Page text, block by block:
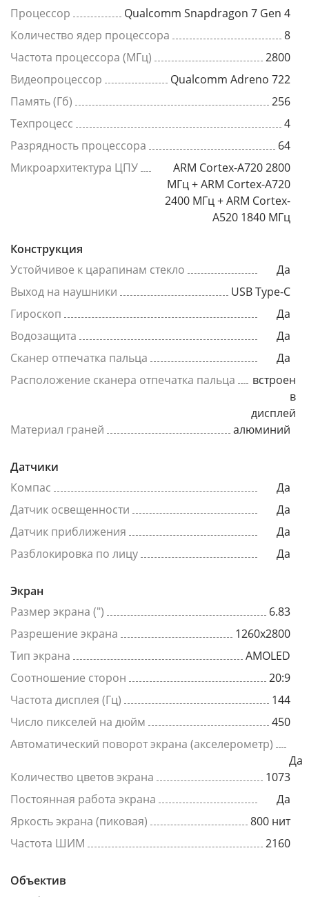
Процессор
Qualcomm Snapdragon 7 Gen 4
Количество ядер процессора
8
Частота процессора (МГц)
2800
Видеопроцессор
Qualcomm Adreno 722
Память (Гб)
256
Техпроцесс
4
Разрядность процессора
64
Микроархитектура ЦПУ
ARM Cortex-A720 2800
МГц + ARM Cortex-A720
2400 МГц + ARM Cortex-
A520 1840 МГц
Конструкция
Устойчивое к царапинам стекло
Да
Выход на наушники
USB Type-C
Гироскоп
Да
Водозащита
Да
Сканер отпечатка пальца
Да
Расположение сканера отпечатка пальца
встроен
в
дисплей
Материал граней
алюминий
Датчики
Компас
Да
Датчик освещенности
Да
Датчик приближения
Да
Разблокировка по лицу
Да
Экран
Размер экрана (")
6.83
Разрешение экрана
1260x2800
Тип экрана
AMOLED
Соотношение сторон
20:9
Частота дисплея (Гц)
144
Число пикселей на дюйм
450
Автоматический поворот экрана (акселерометр)
Да
Количество цветов экрана
1073
Постоянная работа экрана
Да
Яркость экрана (пиковая)
800 нит
Частота ШИМ
2160
Объектив